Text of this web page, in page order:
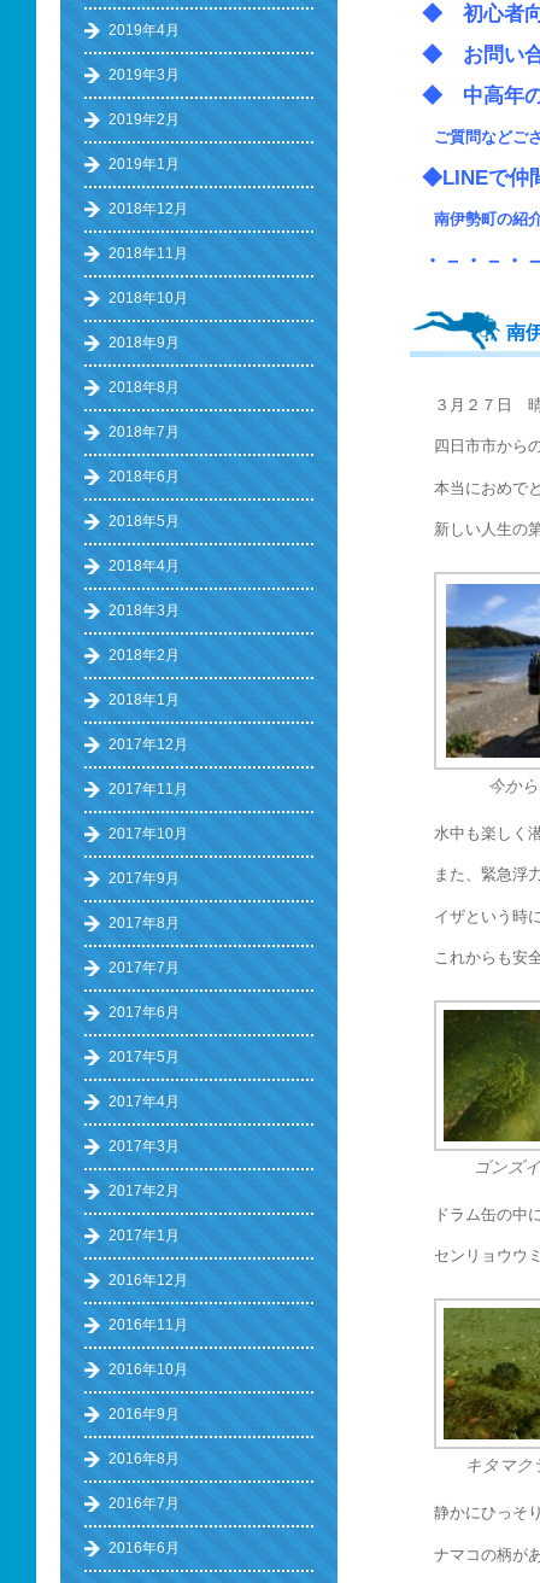
◆ 初心
◆ お問い
◆ 中高
ご質問などご
◆LINEで
南伊勢町
・－・－・
南
３月２７日
四日市市から
本当におめで
新しい人生の
今か
水中も楽しく
また、緊急浮
イザという時
これからも安
ゴンズイ
ドラム缶の中
センリョウウ
キタマク
静かにひっそ
ナマコの柄が
2019年4月
2019年3月
2019年2月
2019年1月
2018年12月
2018年11月
2018年10月
2018年9月
2018年8月
2018年7月
2018年6月
2018年5月
2018年4月
2018年3月
2018年2月
2018年1月
2017年12月
2017年11月
2017年10月
2017年9月
2017年8月
2017年7月
2017年6月
2017年5月
2017年4月
2017年3月
2017年2月
2017年1月
2016年12月
2016年11月
2016年10月
2016年9月
2016年8月
2016年7月
2016年6月